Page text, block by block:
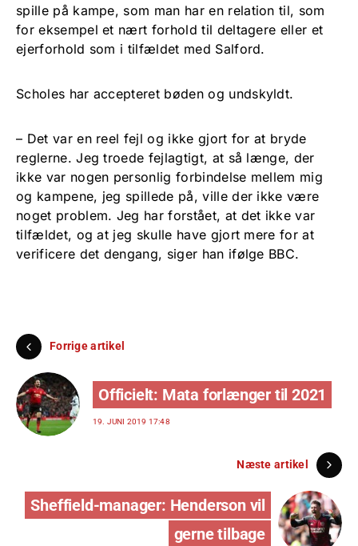
spille på kampe, som man har en relation til, som
for eksempel et nært forhold til deltagere eller et
ejerforhold som i tilfældet med Salford.
Scholes har accepteret bøden og undskyldt.
– Det var en reel fejl og ikke gjort for at bryde
reglerne. Jeg troede fejlagtigt, at så længe, der
ikke var nogen personlig forbindelse mellem mig
og kampene, jeg spillede på, ville der ikke være
noget problem. Jeg har forstået, at det ikke var
tilfældet, og at jeg skulle have gjort mere for at
verificere det dengang, siger han ifølge BBC.
Forrige artikel
Officielt: Mata forlænger til 2021
19. JUNI 2019 17:48
Næste artikel
Sheffield-manager: Henderson vil
gerne tilbage